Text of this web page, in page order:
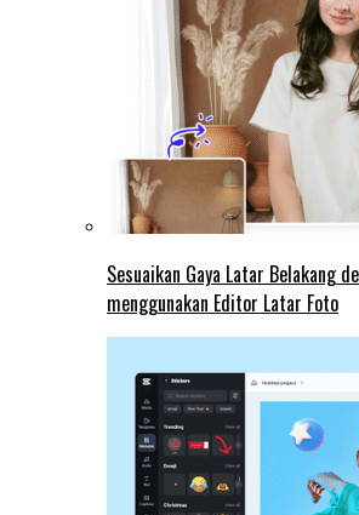
Sesuaikan Gaya Latar Belakang
menggunakan Editor Latar Foto